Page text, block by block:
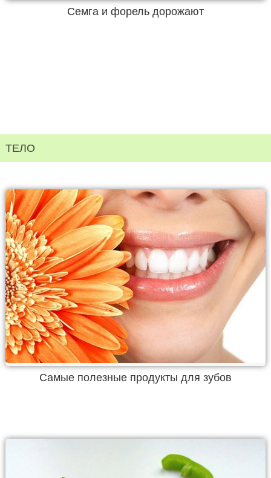
Семга и форель дорожают
ТЕЛО
Самые полезные продукты для зубов